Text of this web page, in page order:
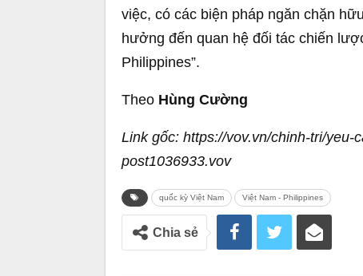
việc, có các biện pháp ngăn chặn
hưởng đến quan hệ đối tác chiến
Philippines”.
Theo Hùng Cường
Link gốc: https://vov.vn/chinh-tri/yeu-
post1036933.vov
quốc kỳ Việt Nam Việt Nam - Philippines
Chia sẻ